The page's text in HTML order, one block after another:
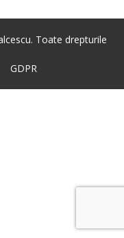
Toate drepturile
GDPR